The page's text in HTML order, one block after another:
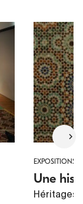
EXPOSITIONS
Une
Héritages